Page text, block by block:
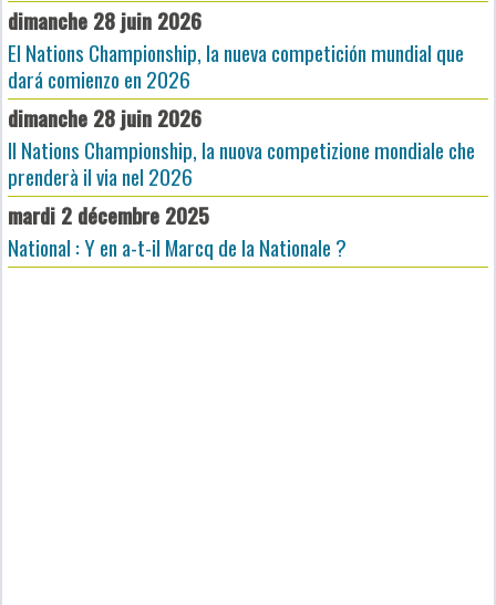
dimanche 28 juin 2026
El Nations Championship, la nueva competición mundial que
dará comienzo en 2026
dimanche 28 juin 2026
Il Nations Championship, la nuova competizione mondiale che
prenderà il via nel 2026
mardi 2 décembre 2025
National : Y en a-t-il Marcq de la Nationale ?